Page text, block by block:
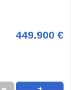
449.900 €